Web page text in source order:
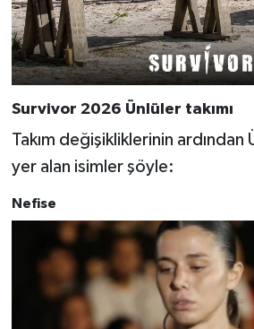
Survivor 2026 Ünlüler takımı
Takım değişikliklerinin ardından
yer alan isimler şöyle:
Nefise